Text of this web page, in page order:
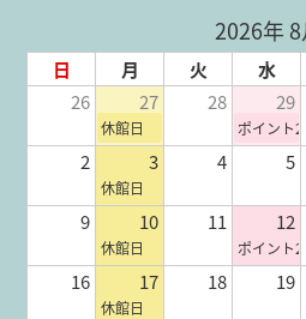
2026年 8
日 月 火 水
26
27 28 29
休館日 ポイント2
2 3 4 5
休館日
9 10 11 12
休館日 ポイント2
16 17 18 19
休館日